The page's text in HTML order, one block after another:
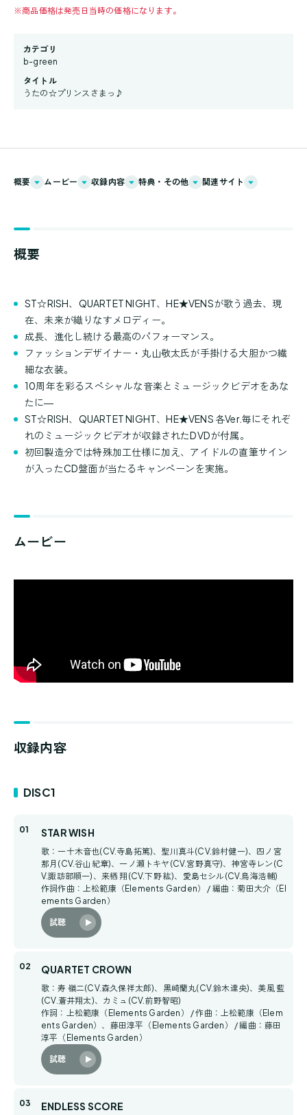
※商品価格は発売日当時の価格になります。
カテゴリ
b-green
タイトル
うたの☆プリンスさまっ♪
概要 ムービー 収録内容 特典・その他 関連サイト
概要
ST☆RISH、QUARTET NIGHT、HE★VENSが歌う過去、現
在、未来が織りなすメロディー。
成長、進化し続ける最高のパフォーマンス。
ファッションデザイナー・丸山敬太氏が手掛ける大胆かつ繊
細な衣装。
10周年を彩るスペシャルな音楽とミュージックビデオをあな
たに―
ST☆RISH、QUARTET NIGHT、HE★VENS 各Ver.毎にそれぞ
れのミュージックビデオが収録されたDVDが付属。
初回製造分では特殊加工仕様に加え、アイドルの直筆サイン
が入ったCD盤面が当たるキャンペーンを実施。
ムービー
収録内容
DISC1
STAR WISH
歌：一十木音也(CV.寺島拓篤)、聖川真斗(CV.鈴村健一)、四ノ宮
那月(CV.谷山紀章)、一ノ瀬トキヤ(CV.宮野真守)、神宮寺レン(C
V.諏訪部順一)、来栖 翔(CV.下野 紘)、愛島セシル(CV.鳥海浩輔)
作詞作曲：上松範康（Elements Garden） / 編曲：菊田大介（El
ements Garden）
試聴
QUARTET CROWN
歌：寿 嶺二(CV.森久保祥太郎)、黒崎蘭丸(CV.鈴木達央)、美風 藍
(CV.蒼井翔太)、カミュ(CV.前野智昭)
作詞：上松範康（Elements Garden） / 作曲：上松範康（Elem
ents Garden）、藤田淳平（Elements Garden） / 編曲：藤田
淳平（Elements Garden）
試聴
ENDLESS SCORE